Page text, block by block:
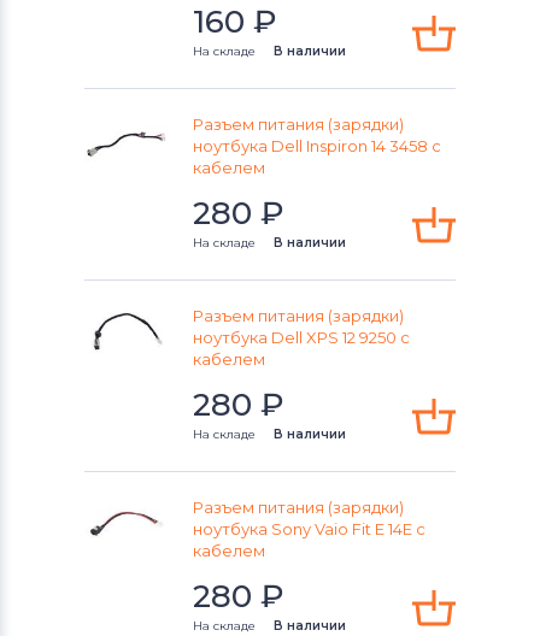
160 ₽
На складе В наличии
Разъем питания (зарядки)
ноутбука Dell Inspiron 14 3458 c
кабелем
280 ₽
На складе В наличии
Разъем питания (зарядки)
ноутбука Dell XPS 12 9250 с
кабелем
280 ₽
На складе В наличии
Разъем питания (зарядки)
ноутбука Sony Vaio Fit E 14E c
кабелем
280 ₽
На складе В наличии